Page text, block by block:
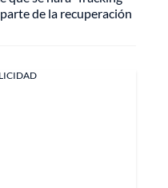
de la recuperación